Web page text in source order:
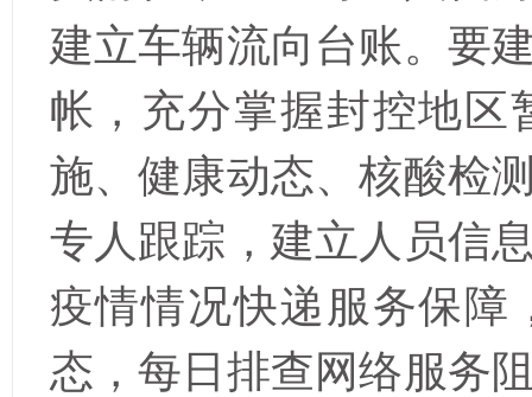
建立车辆流向台账。要
帐，充分掌握封控地区
施、健康动态、核酸检
专人跟踪，建立人员信
疫情情况快递服务保障
态，每日排查网络服务